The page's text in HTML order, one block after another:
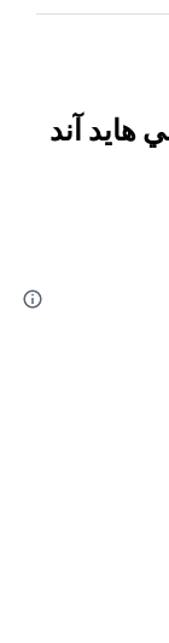
هايد آند